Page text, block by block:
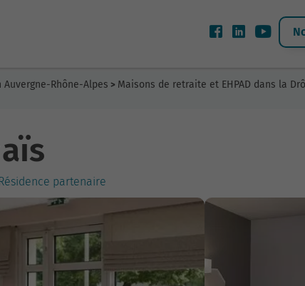
Rhône-Alpes > Maisons de retraite et EHPAD dans la
partenaire